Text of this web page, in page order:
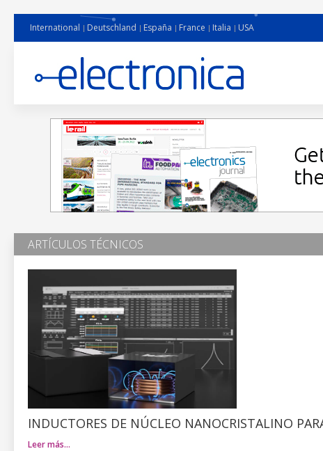
International Deutschland España France Italia USA
ARTÍCULOS TÉCNICOS
INDUCTORES DE NÚCLEO NANOCRISTALINO
Leer más…